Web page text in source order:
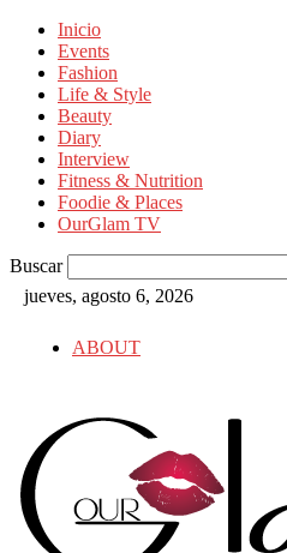
Inicio
Events
Fashion
Life & Style
Beauty
Diary
Interview
Fitness & Nutrition
Foodie & Places
OurGlam TV
Buscar
jueves, agosto 6, 2026
ABOUT